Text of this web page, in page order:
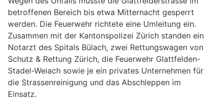
betroffenen Bereich bis etwa Mitternacht gesperrt
werden. Die Feuerwehr richtete eine Umleitung ein.
Zusammen mit der Kantonspolizei Zürich standen ein
Notarzt des Spitals Bülach, zwei Rettungswagen von
Schutz & Rettung Zürich, die Feuerwehr Glattfelden-
Stadel-Weiach sowie je ein privates Unternehmen für
die Strassenreinigung und das Abschleppen im
Einsatz.